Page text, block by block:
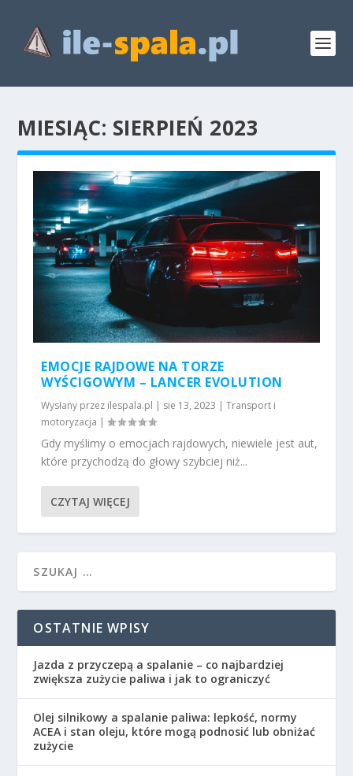
MIESIĄC: SIERPIEŃ 2023
EMOCJE RAJDOWE NA TORZE
WYŚCIGOWYM – LANCER EVOLUTION
Wysłany przez ilespala.pl | sie 13, 2023 |Transport i
motoryzacja |
Gdy myślimy o emocjach rajdowych, niewiele jest aut,
które przychodzą do głowy szybciej niż...
CZYTAJ WIĘCEJ
OSTATNIE WPISY
Jazda z przyczepą a spalanie – co najbardziej
zwiększa zużycie paliwa i jak to ograniczyć
Olej silnikowy a spalanie paliwa: lepkość, normy
ACEA i stan oleju, które mogą podnosić lub obniżać
zużycie